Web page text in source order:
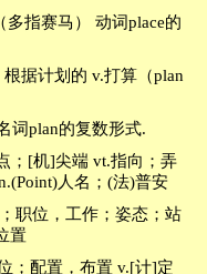
多指赛马） 动词place的
据计划的 v.打算（plan
词plan的复数形式.
；[机]尖端 vt.指向；弄
人名；(法)普安
职位，工作；姿态；站
置
；配置，布置 v.[计]定